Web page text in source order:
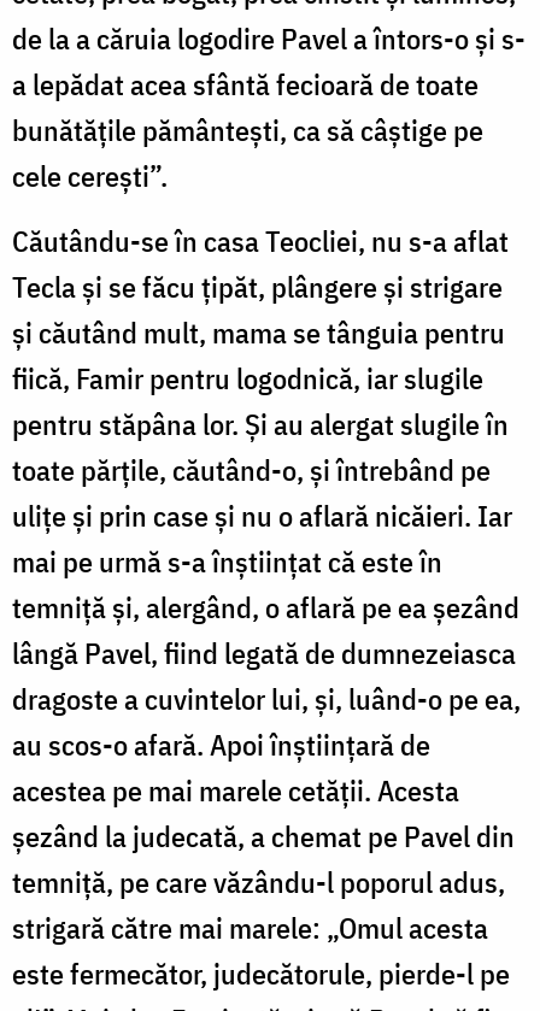
de la a căruia logodire Pavel a întors-o și s-
a lepădat acea sfântă fecioară de toate
bunătățile pământești, ca să câștige pe
cele cerești”.
Căutându-se în casa Teocliei, nu s-a aflat
Tecla și se făcu țipăt, plângere și strigare
și căutând mult, mama se tânguia pentru
fiică, Famir pentru logodnică, iar slugile
pentru stăpâna lor. Și au alergat slugile în
toate părțile, căutând-o, și întrebând pe
ulițe și prin case și nu o aflară nicăieri. Iar
mai pe urmă s-a înștiințat că este în
temniță și, alergând, o aflară pe ea șezând
lângă Pavel, fiind legată de dumnezeiasca
dragoste a cuvintelor lui, și, luând-o pe ea,
au scos-o afară. Apoi înștiințară de
acestea pe mai marele cetății. Acesta
șezând la judecată, a chemat pe Pavel din
temniță, pe care văzându-l poporul adus,
strigară către mai marele: „Omul acesta
este fermecător, judecătorule, pierde-l pe